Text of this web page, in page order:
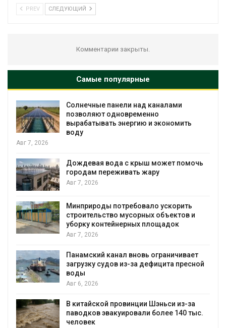
PREV СЛЕДУЮЩИЙ
Комментарии закрыты.
Самые популярные
Солнечные панели над каналами
позволяют одновременно
вырабатывать энергию и экономить
воду
Авг 7, 2026
Дождевая вода с крыш может помочь
городам переживать жару
Авг 7, 2026
Минприроды потребовало ускорить
строительство мусорных объектов и
уборку контейнерных площадок
Авг 7, 2026
Панамский канал вновь ограничивает
загрузку судов из-за дефицита пресной
воды
Авг 6, 2026
В китайской провинции Шэньси из-за
паводков эвакуировали более 140 тыс.
человек